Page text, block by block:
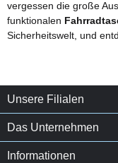
vergessen die große
funktionalen
Sicherheitswelt, und
Unsere Filialen
Das Unternehmen
Informationen